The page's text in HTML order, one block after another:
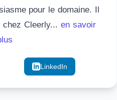
pour le domaine. Il
chez Cleerly... en savoir
LinkedIn